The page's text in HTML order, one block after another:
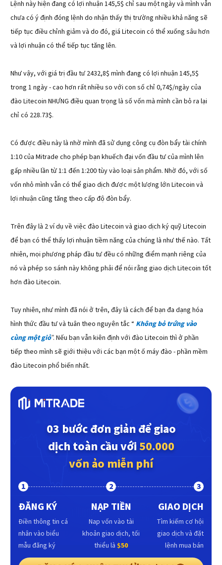
Lệnh này hiện đang có lợi nhuận 145,5$ chỉ sau một ngày và mình vẫn
chưa có ý định đóng lệnh do nhận thấy thị trường nhiều khả năng sẽ
tiếp tục điều chỉnh giảm và do đó, giá Litecoin có thể xuống sâu hơn
và lợi nhuận có thể tiếp tục tăng lên.
Như vậy, với giá trị đầu tư 2432,8$ mình đang có lợi nhuận 145,5$
trong 1 ngày - cao hơn rất nhiều so với con số chỉ 0,74$/ngày của
đào Litecoin NHƯNG điều quan trọng là số vốn mà mình cần bỏ ra lại
chỉ có 228.73$.
Có được điều này là nhờ mình đã sử dụng công cụ đòn bẩy tài chính
1:10 của Mitrade cho phép bạn khuếch đại vốn đầu tư của mình lên
gấp nhiều lần từ 1:1 đến 1:200 tùy vào loại sản phẩm. Nhờ đó, với số
vốn nhỏ mình vẫn có thể giao dịch được một lượng lớn Litecoin và
lợi nhuận cũng tăng theo cấp độ đòn bẩy.
Trên đây là 2 ví dụ về việc đào Litecoin và giao dịch ký quỹ Litecoin
để bạn có thể thấy lợi nhuận tiềm năng của chúng là như thế nào. Tất
nhiên, mọi phương pháp đầu tư đều có những điểm mạnh riêng của
nó và phép so sánh này không phải để nói rằng giao dịch Litecoin tốt
hơn đào Litecoin.
Tuy nhiên, như mình đã nói ở trên, đây là cách để bạn đa dạng hóa
hình thức đầu tư và tuân theo nguyên tắc “ Không bỏ trứng vào
cùng một giỏ”. Nếu bạn vẫn kiên định với đào Litecoin thì ở phần
tiếp theo mình sẽ giới thiệu với các bạn một ố máy đào - phần mềm
đào Litecoin phổ biến nhất.
03 bước đơn giản để giao
dịch toàn cầu với50.000
vốn ảo miễn phí
1
ĐĂNG KÝ
Điền thông tin cá
nhân vào biểu
mẫu đăng ký
2
NẠP TIỀN
Nap vốn vào tài
khoản giao dịch, tối
thiểu là $50
3
GIAO DỊCH
Tìm kiếm cơ hội
giao dịch và đặt
lệnh mua bán